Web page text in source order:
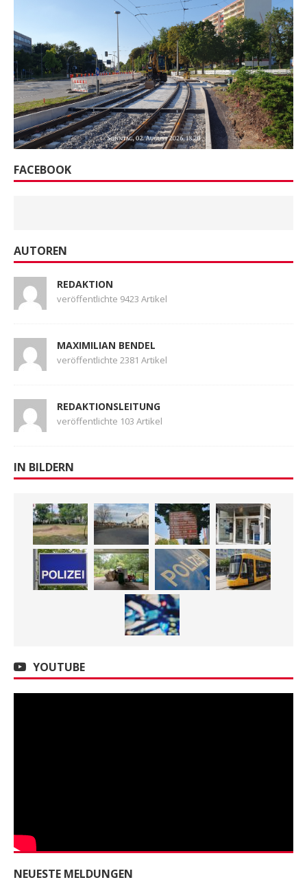
FACEBOOK
AUTOREN
REDAKTION
veröffentlichte 9423 Artikel
MAXIMILIAN BENDEL
veröffentlichte 2381 Artikel
REDAKTIONSLEITUNG
veröffentlichte 103 Artikel
IN BILDERN
YOUTUBE
NEUESTE MELDUNGEN